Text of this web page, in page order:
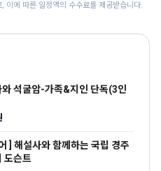
이에 따른 일정액의 수수료를 제공받습니다.
와 석굴암-가족&지인 단독(3인
] 해설사와 함께하는 국립 경주
도슨트